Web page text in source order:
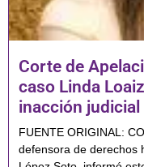
Corte de
caso Linda
inacción judicial
FUENTE ORIGINAL:
defensora de derechos